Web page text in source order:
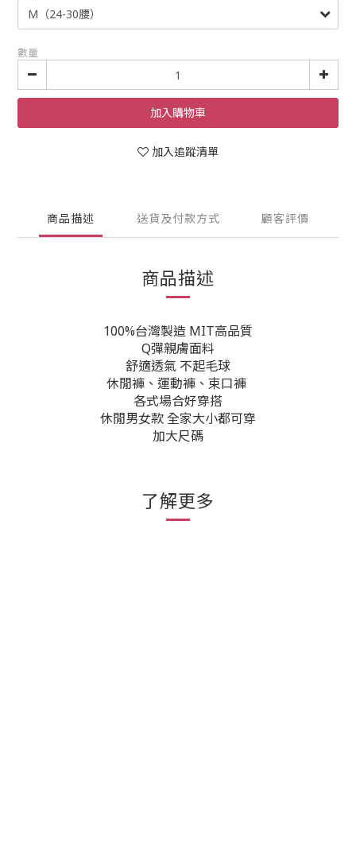
數量
加入購物車
加入追蹤清單
商品描述 送貨及付款方式 顧客評價
商品描述
100%台灣製造 MIT高品質
Q彈親膚面料
舒適透氣 不起毛球
休閒褲、運動褲、束口褲
各式場合好穿搭
休閒男女款 全家大小都可穿
加大尺碼
了解更多